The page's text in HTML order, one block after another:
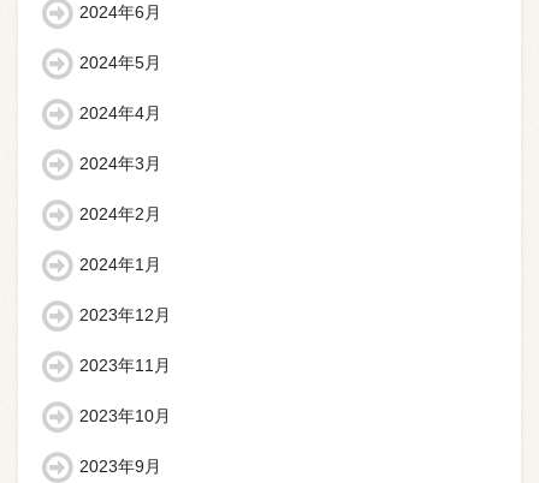
2024年6月
2024年5月
2024年4月
2024年3月
2024年2月
2024年1月
2023年12月
2023年11月
2023年10月
2023年9月